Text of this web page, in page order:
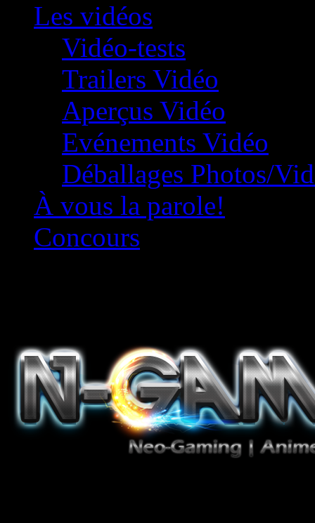
Les vidéos
Vidéo-tests
Trailers Vidéo
Aperçus Vidéo
Evénements Vidéo
Déballages Photos/
À vous la parole!
Concours